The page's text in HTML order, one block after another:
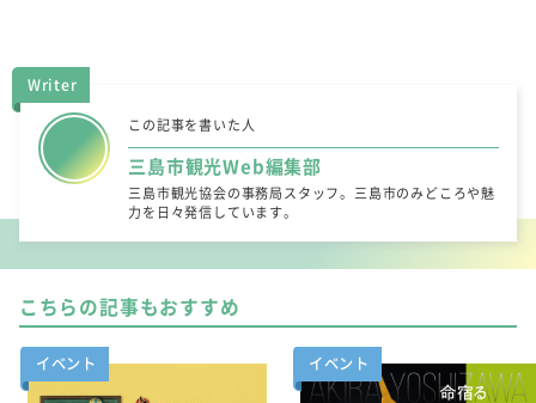
Writer
この記事を書いた人
三島市観光Web編集部
三島市観光協会の事務局スタッフ。三島市のみどころや魅
力を日々発信しています。
こちらの記事もおすすめ
イベント イベント